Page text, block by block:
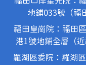
地鋪033號（福
福田皇崗院：福田
港1號地鋪全層（
羅湖區委院：羅湖